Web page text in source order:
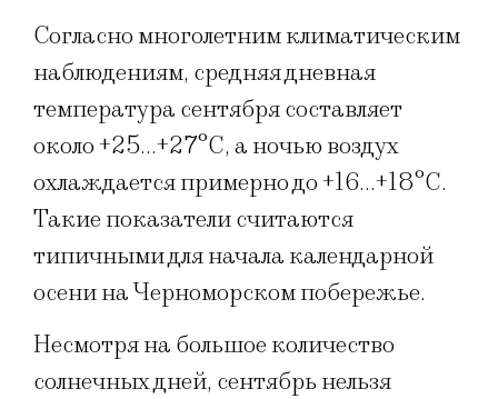
Согласно многолетним климатическим
наблюдениям, средняя дневная
температура сентября составляет
около +25…+27°C, а ночью воздух
охлаждается примерно до +16…+18°C.
Такие показатели считаются
типичными для начала календарной
осени на Черноморском побережье.
Несмотря на большое количество
солнечных дней, сентябрь нельзя